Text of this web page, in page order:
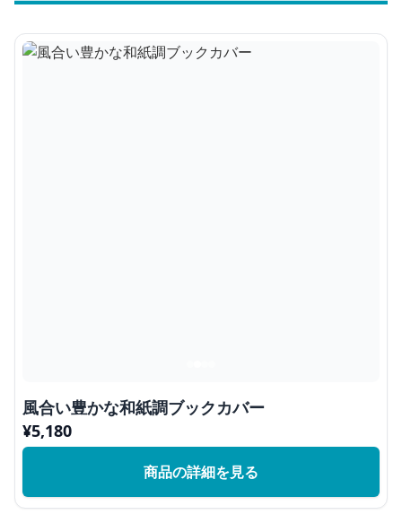
風合い豊かな和紙調ブックカバー
¥5,180
商品の詳細を見る